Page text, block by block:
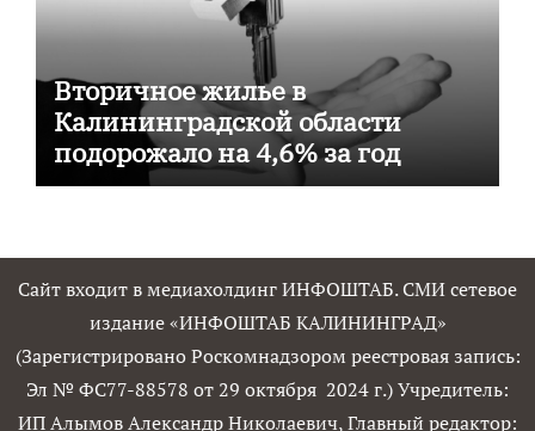
Вторичное жилье в
Калининградской области
подорожало на 4,6% за год
Сайт входит в медиахолдинг ИНФОШТАБ. СМИ сетевое
издание «ИНФОШТАБ КАЛИНИНГРАД»
(Зарегистрировано Роскомнадзором реестровая запись:
Эл № ФС77-88578 от 29 октября 2024 г.) Учредитель:
ИП Алымов Александр Николаевич, Главный редактор: